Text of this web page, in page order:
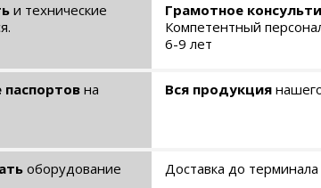
и технические
Грамотное
Компетентный
6-9 лет
на
Вся продукция
оборудование
Доставка до